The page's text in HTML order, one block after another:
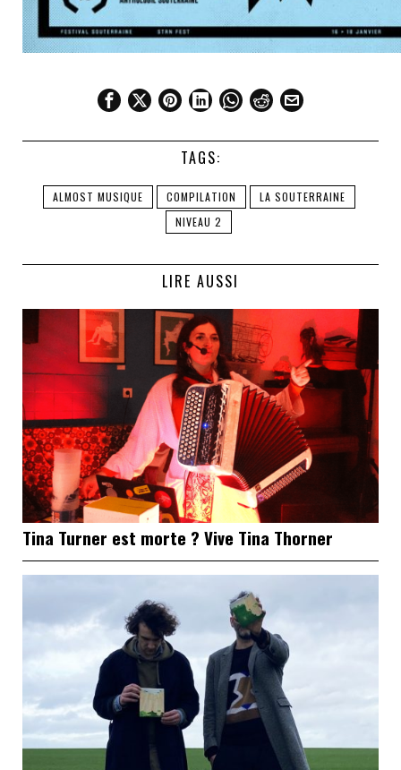
TAGS:
ALMOST MUSIQUE COMPILATION
LA SOUTERRAINE
NIVEAU 2
LIRE AUSSI
Tina Turner est morte ? Vive Tina Thorner